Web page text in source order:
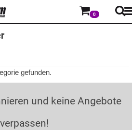
0
gefunden.
und keine Angebote
verpassen!